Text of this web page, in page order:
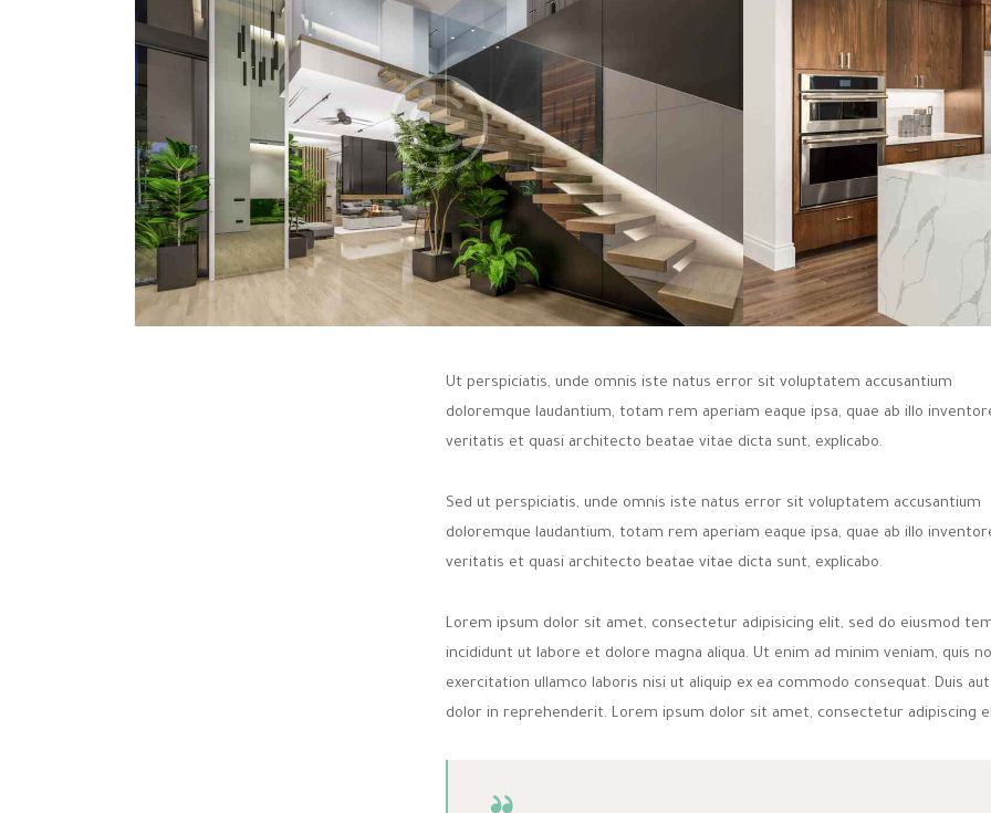
Ut perspiciatis, unde omnis iste natus error sit voluptatem accusantium
doloremque laudantium, totam rem aperiam eaque ipsa, quae ab illo
veritatis et quasi architecto beatae vitae dicta sunt, explicabo.
Sed ut perspiciatis, unde omnis iste natus error sit voluptatem accusantium
doloremque laudantium, totam rem aperiam eaque ipsa, quae ab illo
veritatis et quasi architecto beatae vitae dicta sunt, explicabo.
Lorem ipsum dolor sit amet, consectetur adipisicing elit, sed do eiusmod
incididunt ut labore et dolore magna aliqua. Ut enim ad minim veniam, quis
exercitation ullamco laboris nisi ut aliquip ex ea commodo consequat. Duis
dolor in reprehenderit. Lorem ipsum dolor sit amet, consectetur adipiscing